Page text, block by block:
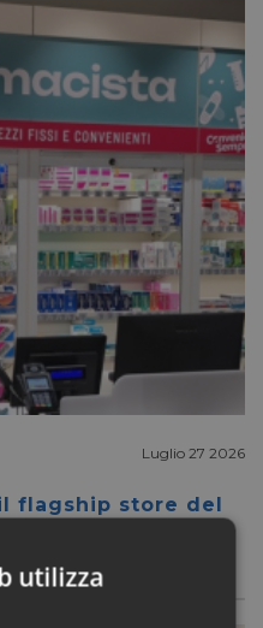
Luglio 27 2026
flagship store del
sei negozi in
utilizza